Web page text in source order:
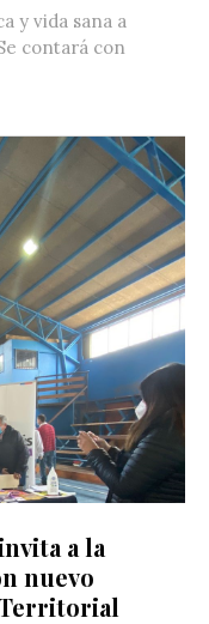
y vida sana a
contará con
a la
nuevo